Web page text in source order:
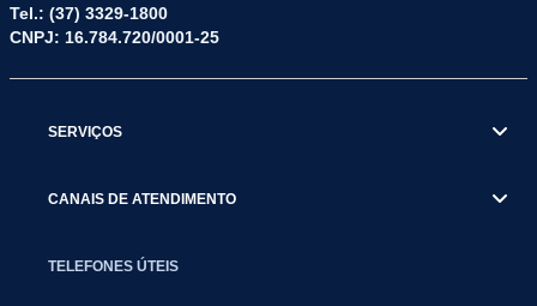
Tel.: (37) 3329-1800
CNPJ: 16.784.720/0001-25
SERVIÇOS
CANAIS DE ATENDIMENTO
TELEFONES ÚTEIS